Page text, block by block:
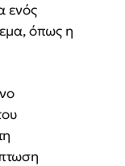
ενός
όπως η